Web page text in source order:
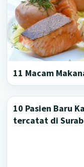
11 Macam
10 Pasien Baru
tercatat di